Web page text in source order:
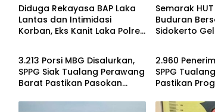
Diduga Rekayasa BAP Laka
Lantas dan Intimidasi
Korban, Eks Kanit Laka Polres
Semarak
Buduran
Sidokerto
Berita
3.213 Porsi MBG Disalurkan,
SPPG Siak Tualang Perawang
Barat Pastikan Pasokan
Gizi
Berita
2.960
SPPG
Pastikan